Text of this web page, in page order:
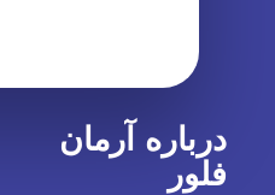
درباره آرمان
فلور